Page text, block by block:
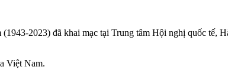
2023) đã khai mạc tại Trung tâm Hội nghị quốc tế,
Việt Nam.